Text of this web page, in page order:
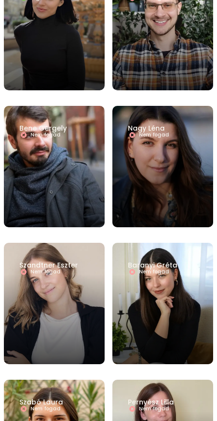
Bene Gergely
Nem fogad
Nagy Léna
Nem fogad
Szandtner Eszter
Nem fogad
Baranyi Gréta
Nem fogad
Szabó Laura
Nem fogad
Pernyész Lilla
Nem fogad